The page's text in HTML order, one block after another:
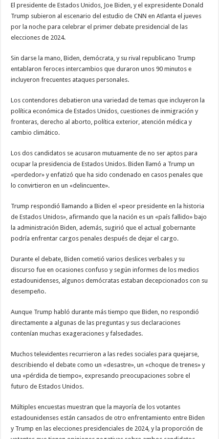
El presidente de Estados Unidos, Joe Biden, y el expresidente Donald
Trump subieron al escenario del estudio de CNN en Atlanta el jueves
por la noche para celebrar el primer debate presidencial de las
elecciones de 2024.
Sin darse la mano, Biden, demócrata, y su rival republicano Trump
entablaron feroces intercambios que duraron unos 90 minutos e
incluyeron frecuentes ataques personales.
Los contendores debatieron una variedad de temas que incluyeron la
política económica de Estados Unidos, cuestiones de inmigración y
fronteras, derecho al aborto, política exterior, atención médica y
cambio climático.
Los dos candidatos se acusaron mutuamente de no ser aptos para
ocupar la presidencia de Estados Unidos. Biden llamó a Trump un
«perdedor» y enfatizó que ha sido condenado en casos penales que
lo convirtieron en un «delincuente».
Trump respondió llamando a Biden el «peor presidente en la historia
de Estados Unidos», afirmando que la nación es un «país fallido» bajo
la administración Biden, además, sugirió que el actual gobernante
podría enfrentar cargos penales después de dejar el cargo.
Durante el debate, Biden cometió varios deslices verbales y su
discurso fue en ocasiones confuso y según informes de los medios
estadounidenses, algunos demócratas estaban decepcionados con su
desempeño.
Aunque Trump habló durante más tiempo que Biden, no respondió
directamente a algunas de las preguntas y sus declaraciones
contenían muchas exageraciones y falsedades.
Muchos televidentes recurrieron a las redes sociales para quejarse,
describiendo el debate como un «desastre», un «choque de trenes» y
una «pérdida de tiempo», expresando preocupaciones sobre el
futuro de Estados Unidos.
Múltiples encuestas muestran que la mayoría de los votantes
estadounidenses están cansados de otro enfrentamiento entre Biden
y Trump en las elecciones presidenciales de 2024, y la proporción de